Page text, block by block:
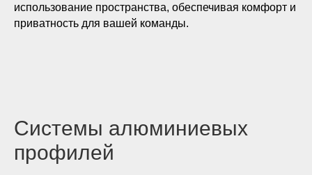
использование пространства, обеспечивая комфорт и
приватность для вашей команды.
Системы алюминиевых
профилей